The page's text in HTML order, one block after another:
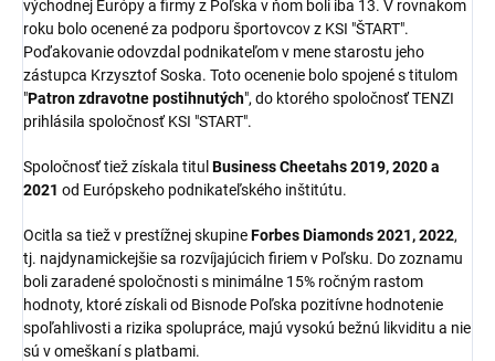
východnej Európy a firmy z Poľska v ňom boli iba 13. V rovnakom
roku bolo ocenené za podporu športovcov z KSI "ŠTART".
Poďakovanie odovzdal podnikateľom v mene starostu jeho
zástupca Krzysztof Soska. Toto ocenenie bolo spojené s titulom
"Patron zdravotne postihnutých", do ktorého spoločnosť TENZI
prihlásila spoločnosť KSI "START".
Spoločnosť tiež získala titul Business Cheetahs 2019, 2020 a
2021 od Európskeho podnikateľského inštitútu.
Ocitla sa tiež v prestížnej skupineForbes Diamonds 2021, 2022,
tj. najdynamickejšie sa rozvíjajúcich firiem v Poľsku. Do zoznamu
boli zaradené spoločnosti s minimálne 15% ročným rastom
hodnoty, ktoré získali od Bisnode Poľska pozitívne hodnotenie
spoľahlivosti a rizika spolupráce, majú vysokú bežnú likviditu a nie
sú v omeškaní s platbami.